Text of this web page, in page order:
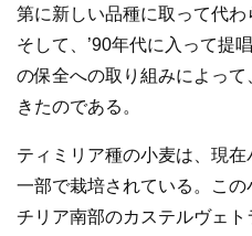
第に新しい品種に取って代わ
そして、’90年代に入って提
の保全への取り組みによっ
きたのである。
ティミリア種の小麦は、現
一部で栽培されている。こ
チリア南部のカステルヴェ